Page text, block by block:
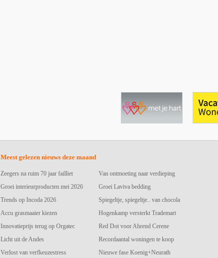
Meest gelezen nieuws deze maand
Zeegers na ruim 70 jaar failliet
Groei interieurproducten mei 2026
Trends op Incoda 2026
Accu grasmaaier kiezen
Innovatieprijs terug op Orgatec
Licht uit de Andes
Verlost van verfkeuzestress
Van ontmoeting naar verdieping
Groei Laviva bedding
Spiegeltje, spiegeltje.. van chocola
Hogenkamp versterkt Trademart
Red Dot voor Ahrend Cerene
Recordaantal woningen te koop
Nieuwe fase Koenig+Neurath